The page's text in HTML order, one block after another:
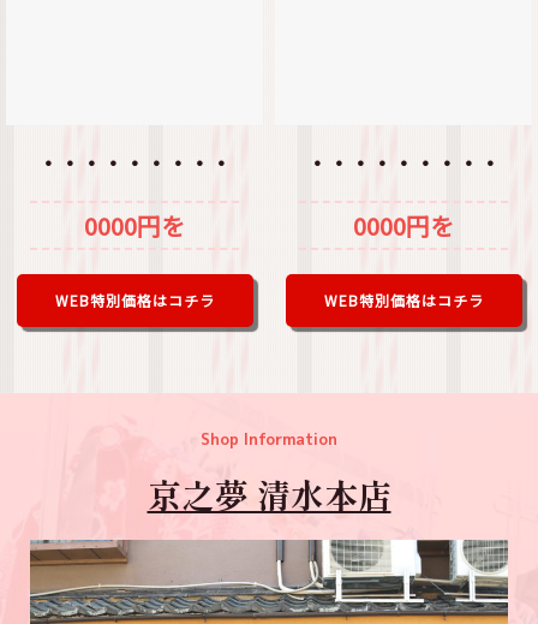
・・・・・・・・・
0000円を
WEB特別価格はコチラ
・・・・・・・・・
0000円を
WEB特別価格はコチラ
Shop Information
京之夢 清水本店